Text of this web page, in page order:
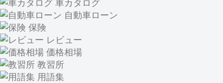
車カタログ
自動車ローン
保険
レビュー
価格相場
教習所
用語集